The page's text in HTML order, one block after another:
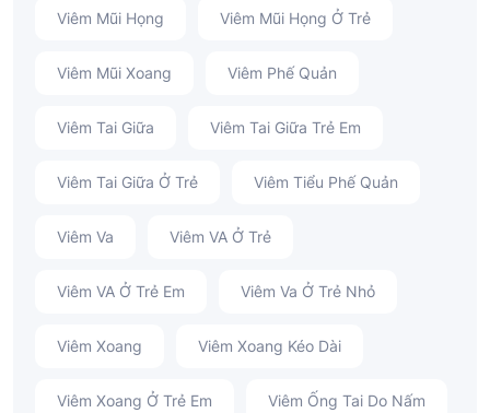
Viêm Mũi Họng Viêm Mũi Họng Ở Trẻ
Viêm Mũi Xoang Viêm Phế Quản
Viêm Tai Giữa Viêm Tai Giữa Trẻ Em
Viêm Tai Giữa Ở Trẻ Viêm Tiểu Phế Quản
Viêm Va Viêm VA Ở Trẻ
Viêm VA Ở Trẻ Em Viêm Va Ở Trẻ Nhỏ
Viêm Xoang Viêm Xoang Kéo Dài
Viêm Xoang Ở Trẻ Em Viêm Ống Tai Do Nấm